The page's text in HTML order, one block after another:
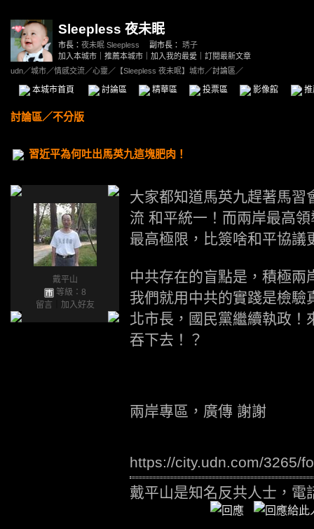
Sleepless 夜未眠
市長： 夜未眠 Sleepless 副市長： 琇子
加入本城市
推薦本城市 加入我的最愛
訂閱最新文章
udn／城市／情感交流／心靈／ 【Sleepless 夜未眠】城市／討論區／
本城市首頁 討論區 精華區 投票區 影像館
討論區／不分版
習近平為何吐出馬英九這塊肥肉！
戴平山
等級：8
留言
加入好友
大家都知道馬英九趕著馬習
流 和平統一！而兩岸最高
最高極限，比簽啥和平協議
中共存在的盲點是，積極兩
我們就用中共的實踐是檢驗
北市長，國民黨繼續執政！
吞下去！？
兩岸專區，廣傳 謝謝
https://city.udn.com/3265/
戴平山是知名反共人士，電